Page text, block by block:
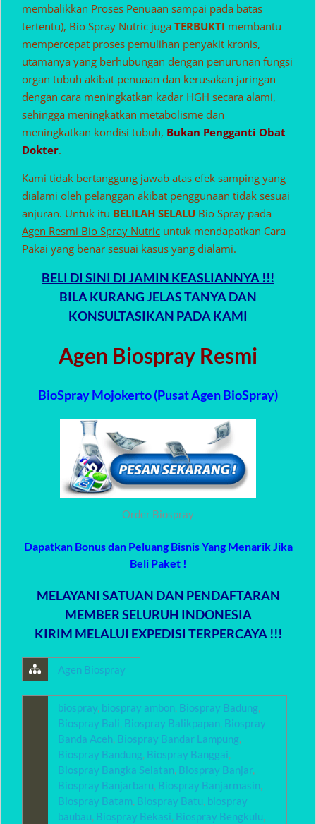
membalikkan Proses Penuaan sampai pada batas
tertentu), Bio Spray Nutric juga TERBUKTI membantu
mempercepat proses pemulihan penyakit kronis,
utamanya yang berhubungan dengan penurunan fungsi
organ tubuh akibat penuaan dan kerusakan jaringan
dengan cara meningkatkan kadar HGH secara alami,
sehingga meningkatkan metabolisme dan
meningkatkan kondisi tubuh, Bukan Pengganti Obat
Dokter.
Kami tidak bertanggung jawab atas efek samping yang
dialami oleh pelanggan akibat penggunaan tidak sesuai
anjuran. Untuk itu BELILAH SELALU Bio Spray pada
Agen Resmi Bio Spray Nutric untuk mendapatkan Cara
Pakai yang benar sesuai kasus yang dialami.
BELI DI SINI DI JAMIN KEASLIANNYA !!!
BILA KURANG JELAS TANYA DAN
KONSULTASIKAN PADA KAMI
Agen Biospray Resmi
BioSpray Mojokerto (Pusat Agen BioSpray)
Order Biospray
Dapatkan Bonus dan Peluang Bisnis Yang Menarik Jika
Beli Paket !
MELAYANI SATUAN DAN PENDAFTARAN
MEMBER SELURUH INDONESIA
KIRIM MELALUI EXPEDISI TERPERCAYA !!!
Agen Biospray
biospray, biospray ambon, Biospray Badung,
Biospray Bali, Biospray Balikpapan, Biospray
Banda Aceh, Biospray Bandar Lampung,
Biospray Bandung, Biospray Banggai,
Biospray Bangka Selatan, Biospray Banjar,
Biospray Banjarbaru, Biospray Banjarmasin,
Biospray Batam, Biospray Batu, biospray
baubau, Biospray Bekasi, Biospray Bengkulu,